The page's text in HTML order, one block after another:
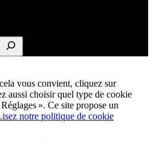
vous convient, cliquez sur
aussi choisir quel type de cookie
». Ce site propose un
notre politique de cookie